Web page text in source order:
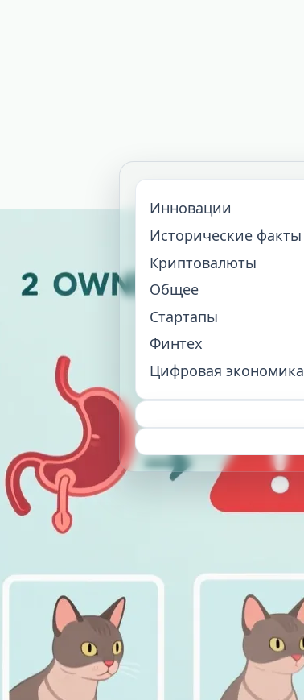
Инновации
Исторические факты
Криптовалюты
Общее
Стартапы
Финтех
Цифровая экономика